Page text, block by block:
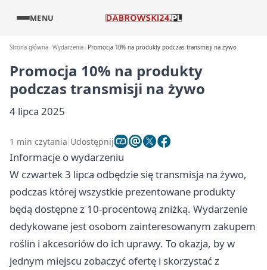
MENU
Strona główna Wydarzenia Promocja 10% na produkty podczas transmisji na żywo
Promocja 10% na produkty
podczas transmisji na żywo
4 lipca 2025
1 min czytania Udostępnij
Informacje o wydarzeniu
W czwartek 3 lipca odbędzie się transmisja na żywo,
podczas której wszystkie prezentowane produkty
będą dostępne z 10-procentową zniżką. Wydarzenie
dedykowane jest osobom zainteresowanym zakupem
roślin i akcesoriów do ich uprawy. To okazja, by w
jednym miejscu zobaczyć ofertę i skorzystać z